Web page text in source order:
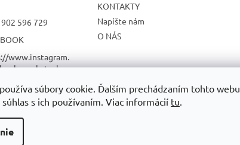
súbory cookie. Ďalším prechádzaním tohto webu
s ich používaním. Viac informácií tu.
596 729
www.instagram.
KONTAKTY
Napíšte nám
O NÁS